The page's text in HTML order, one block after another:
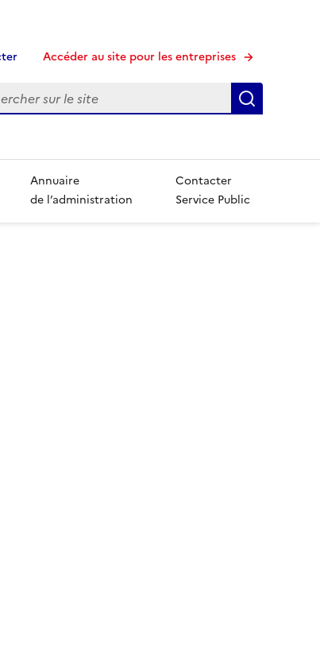
Accéder au site pour les entreprises
Annuaire
de l’administration
Contacter
Service Public